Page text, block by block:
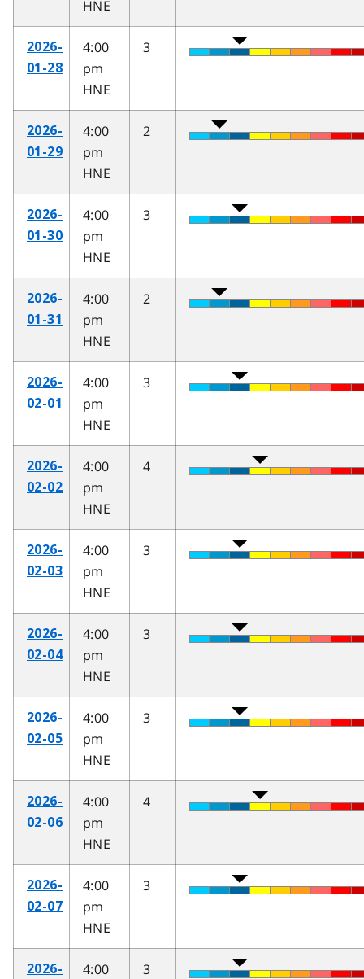
HNE
2026-
01-28
4:00
pm
HNE
3
2026-
01-29
4:00
pm
HNE
2
2026-
01-30
4:00
pm
HNE
3
2026-
01-31
4:00
pm
HNE
2
2026-
02-01
4:00
pm
HNE
3
2026-
02-02
4:00
pm
HNE
4
2026-
02-03
4:00
pm
HNE
3
2026-
02-04
4:00
pm
HNE
3
2026-
02-05
4:00
pm
HNE
3
2026-
02-06
4:00
pm
HNE
4
2026-
02-07
4:00
pm
HNE
3
2026-
4:00
3